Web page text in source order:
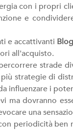
con i propri
e
e accattivanti
all'acquisto.
strade
strategie di
influenzare i
ma dovranno
una
periodicità ben